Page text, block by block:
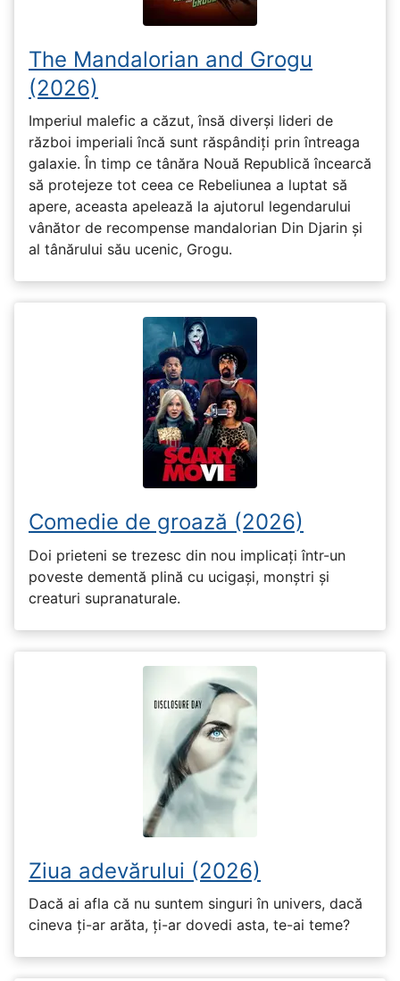
The Mandalorian and Grogu
(2026)
Imperiul malefic a căzut, însă diverși lideri de
război imperiali încă sunt răspândiți prin întreaga
galaxie. În timp ce tânăra Nouă Republică încearcă
să protejeze tot ceea ce Rebeliunea a luptat să
apere, aceasta apelează la ajutorul legendarului
vânător de recompense mandalorian Din Djarin și
al tânărului său ucenic, Grogu.
Comedie de groază (2026)
Doi prieteni se trezesc din nou implicați într-un
poveste dementă plină cu ucigași, monștri și
creaturi supranaturale.
Ziua adevărului (2026)
Dacă ai afla că nu suntem singuri în univers, dacă
cineva ți-ar arăta, ți-ar dovedi asta, te-ai teme?